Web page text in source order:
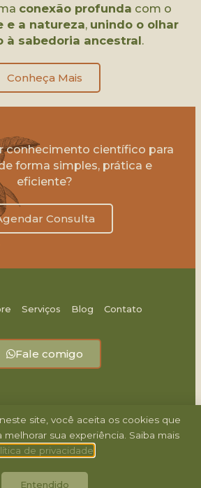
conexão profunda com o
e a natureza, unindo o olhar
à sabedoria ancestral.
Conheça Mais
conhecimento científico para
forma simples, prática e
eficiente?
Consulta
Serviços Blog Contato
Fale comigo
site, você aceita os cookies que
melhorar sua experiência. Saiba mais
de privacidade
Entendido